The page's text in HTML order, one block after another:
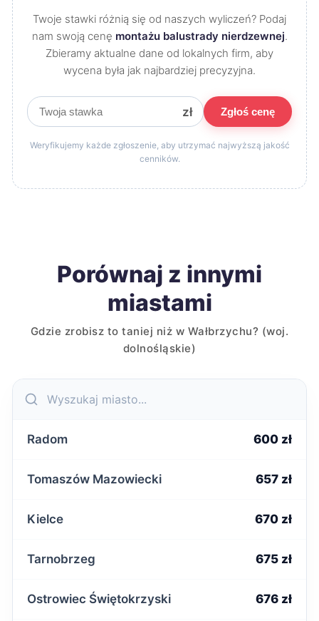
Twoje stawki różnią się od naszych wyliczeń? Podaj
nam swoją cenę montażu balustrady nierdzewnej.
Zbieramy aktualne dane od lokalnych firm, aby
wycena była jak najbardziej precyzyjna.
zł Zgłoś cenę
Weryfikujemy każde zgłoszenie, aby utrzymać najwyższą jakość
cenników.
Porównaj z innymi
miastami
Gdzie zrobisz to taniej niż w Wałbrzychu? (woj.
dolnośląskie)
Radom 600 zł
Tomaszów Mazowiecki 657 zł
Kielce 670 zł
Tarnobrzeg 675 zł
Ostrowiec Świętokrzyski 676 zł